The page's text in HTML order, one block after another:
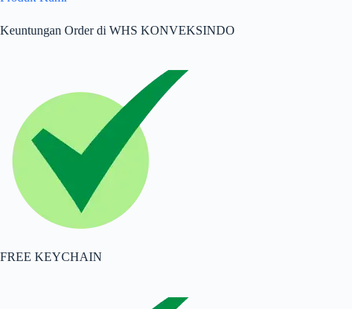
Keuntungan Order di WHS KONVEKSINDO
FREE KEYCHAIN